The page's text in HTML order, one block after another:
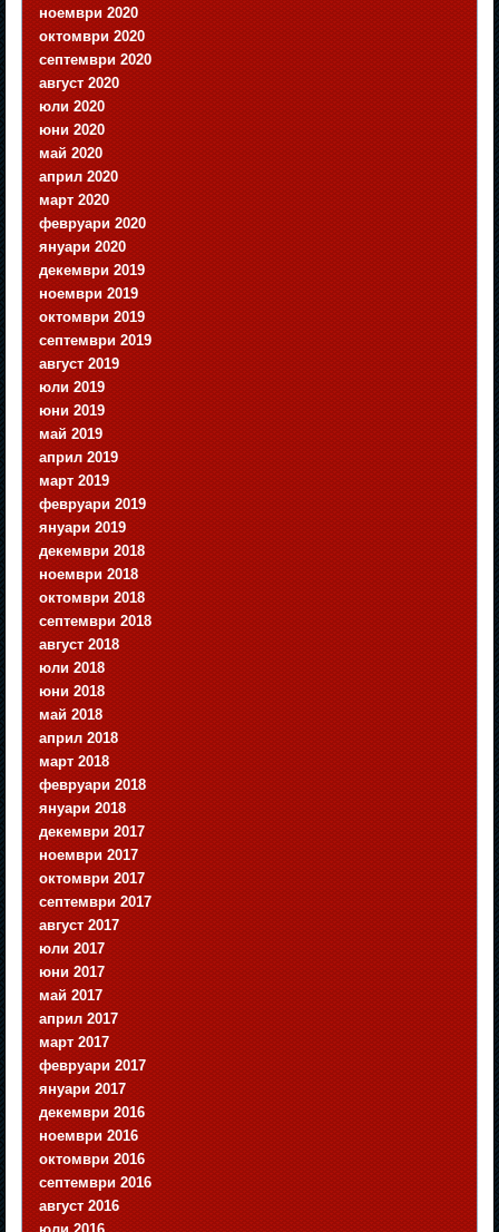
ноември 2020
октомври 2020
септември 2020
август 2020
юли 2020
юни 2020
май 2020
април 2020
март 2020
февруари 2020
януари 2020
декември 2019
ноември 2019
октомври 2019
септември 2019
август 2019
юли 2019
юни 2019
май 2019
април 2019
март 2019
февруари 2019
януари 2019
декември 2018
ноември 2018
октомври 2018
септември 2018
август 2018
юли 2018
юни 2018
май 2018
април 2018
март 2018
февруари 2018
януари 2018
декември 2017
ноември 2017
октомври 2017
септември 2017
август 2017
юли 2017
юни 2017
май 2017
април 2017
март 2017
февруари 2017
януари 2017
декември 2016
ноември 2016
октомври 2016
септември 2016
август 2016